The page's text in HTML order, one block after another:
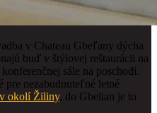
v Chateau Gbeľany dýcha
buď v štýlovej reštaurácii na
sále na poschodí.
pre nezabudnuteľné letné
okolí Žiliny, do Gbelian je to